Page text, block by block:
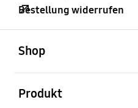
Bestellung widerrufen
Shop
Produkt